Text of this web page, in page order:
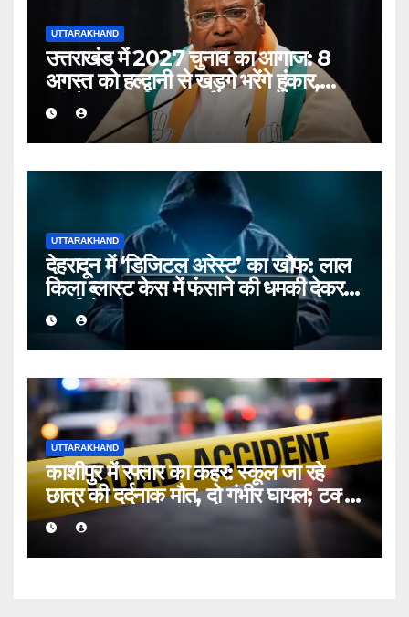
UTTARAKHAND
उत्तराखंड में 2027 चुनाव का आगाज: 8
अगस्त को हल्द्वानी से खड़गे भरेंगे हुंकार,
कांग्रेस का शक्ति प्रदर्शन
UTTARAKHAND
देहरादून में ‘डिजिटल अरेस्ट’ का खौफ: लाल
किला ब्लास्ट केस में फंसाने की धमकी देकर
बुजुर्ग से ठगे ₹13 लाख
UTTARAKHAND
काशीपुर में रफ्तार का कहर: स्कूल जा रहे
छात्र की दर्दनाक मौत, दो गंभीर घायल; टक्कर
मारकर चालक फरार